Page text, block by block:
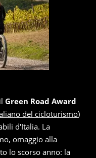
Green Road Award
del cicloturismo)
d'Italia. La
omaggio alla
lo scorso anno: la